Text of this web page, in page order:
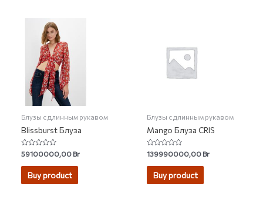
Блузы с длинным рукавом
Blissburst Блуза
Rated
0
out
59100000,00Br
Buy product
Блузы с длинным рукавом
Mango Блуза CRIS
Rated
0
out
139990000,00Br
Buy product